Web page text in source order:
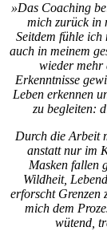
»Das Coaching
mich zurück in
Seitdem fühle
auch in meinem
wieder mehr
Erkenntnisse
Leben erkennen
zu begleiten:
Durch die Arbeit
anstatt nur im
Masken fallen
Wildheit,
erforscht Grenzen
mich dem
wütend,